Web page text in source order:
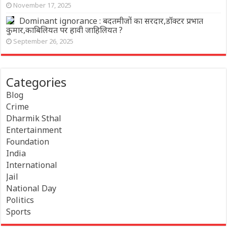
November 17, 2025
Dominant ignorance : बदतमीजों का सरदार,डॉक्टर प्रभात
कुमार,काबिलियत पर हावी जाहिलियत ?
September 26, 2025
Categories
Blog
Crime
Dharmik Sthal
Entertainment
Foundation
India
International
Jail
National Day
Politics
Sports